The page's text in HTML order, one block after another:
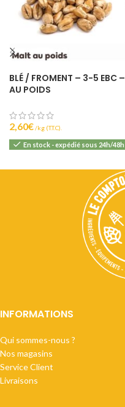
BLÉ / FROMENT – 3-5 EBC –
AU POIDS
2,60€ (T.T.C).
En stock - expédié sous 24h/48h
INFORMATIONS
Qui sommes-nous ?
Nos magasins
Service Client
Livraisons